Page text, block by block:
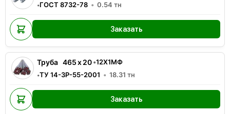
•ГОСТ 8732-78 0.54 тн
Заказать
Труба 465x20•12Х1МФ
•ТУ 14-3Р-55-2001 18.31 тн
Заказать